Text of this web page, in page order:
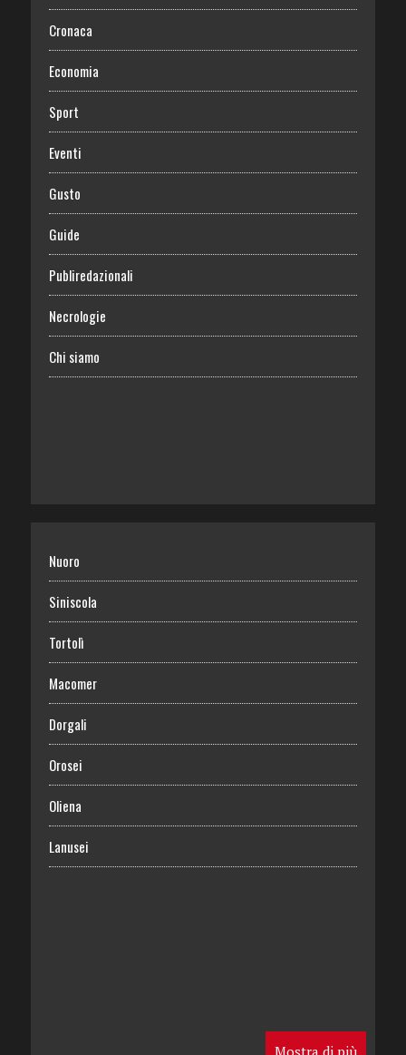
Cronaca
Economia
Sport
Eventi
Gusto
Guide
Publiredazionali
Necrologie
Chi siamo
Nuoro
Siniscola
Tortolì
Macomer
Dorgali
Orosei
Oliena
Lanusei
Mostra di più